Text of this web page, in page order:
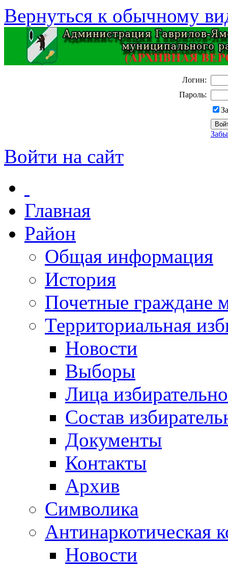
Вернуться к обычному
Логин:
Пароль:
Войти на сайт
Главная
Район
Общая информация
История
Почетные граждане
Территориальная
Новости
Выборы
Лица
Состав
Документы
Контакты
Архив
Символика
Антинаркотическая
Новости